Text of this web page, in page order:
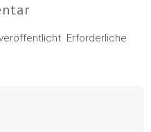
Erforderliche